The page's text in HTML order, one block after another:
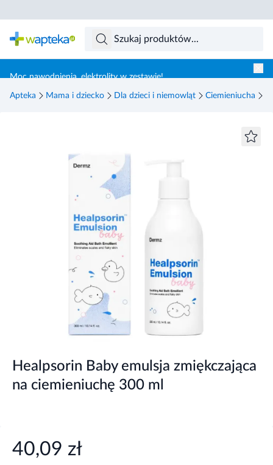
Moc nawodnienia, elektrolity w zestawie!
Apteka Mama i dziecko Dla dzieci i niemowląt Ciemieniucha
Healpsorin Baby emulsja zmiękczająca
na ciemieniuchę 300 ml
40,09 zł